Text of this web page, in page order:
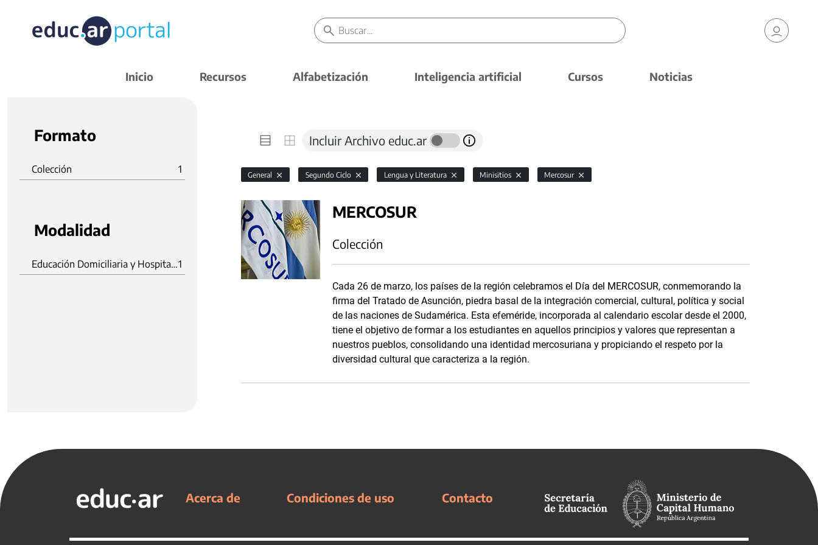
Inicio Recursos Alfabetización Inteligencia artificial Cursos Noticias
Formato
Colección 1
Modalidad
Educación Domiciliaria y Hospitalaria1
Incluir Archivo educ.ar
General Segundo Ciclo Lengua y Literatura Minisitios Mercosur
MERCOSUR
Colección
Cada 26 de marzo, los países de la región celebramos el Día del MERCOSUR, conmemorando la
firma del Tratado de Asunción, piedra basal de la integración comercial, cultural, política y social
de las naciones de Sudamérica. Esta efeméride, incorporada al calendario escolar desde el 2000,
tiene el objetivo de formar a los estudiantes en aquellos principios y valores que representan a
nuestros pueblos, consolidando una identidad mercosuriana y propiciando el respeto por la
diversidad cultural que caracteriza a la región.
Acerca de Condiciones de uso Contacto